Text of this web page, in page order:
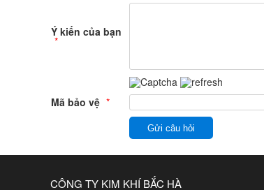
Ý kiến của bạn
*
Mã bảo vệ *
Gửi câu hỏi
CÔNG TY KIM KHÍ BẮC HÀ